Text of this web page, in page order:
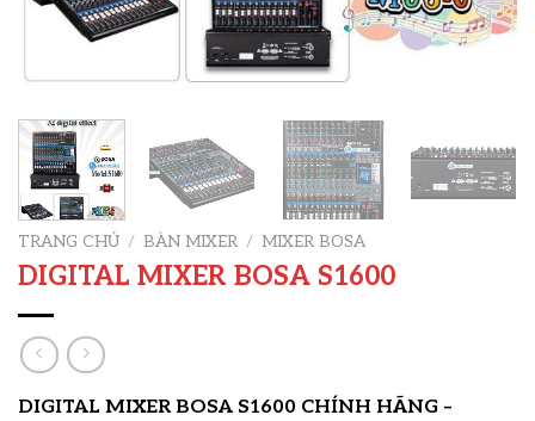
TRANG CHỦ / BÀN MIXER / MIXER BOSA
DIGITAL MIXER BOSA S1600
DIGITAL MIXER BOSA S1600 CHÍNH HÃNG –